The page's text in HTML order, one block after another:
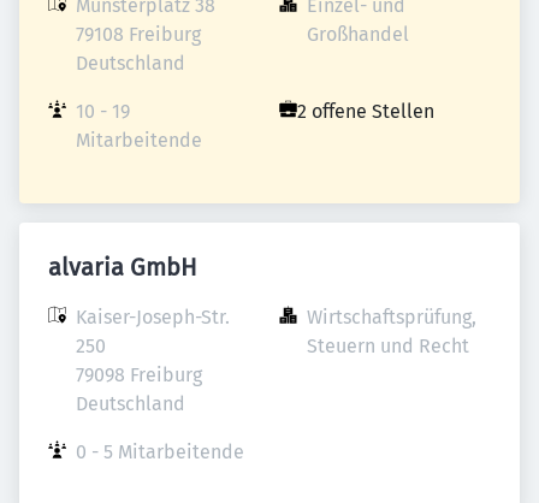
Münsterplatz 38
79108 Freiburg
Deutschland
Einzel- und
Großhandel
10 - 19
Mitarbeitende
2 offene Stellen
alvaria GmbH
Kaiser-Joseph-Str.
250
79098 Freiburg
Deutschland
Wirtschaftsprüfung,
Steuern und Recht
0 - 5 Mitarbeitende